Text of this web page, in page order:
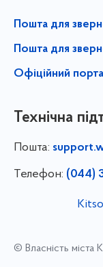
Пошта для
Пошта для
Офіційний
Технічна
Пошта:
Телефон: (044)
© Власність міста